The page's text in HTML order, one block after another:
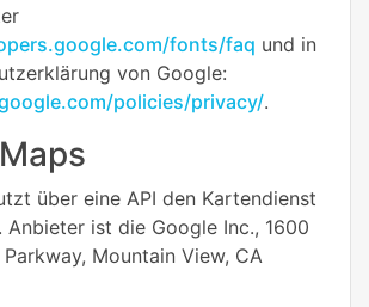
fonts/faq und in
von Google:
policies/privacy/.
über eine API den Kartendienst
Anbieter ist die Google Inc., 1600
Mountain View, CA